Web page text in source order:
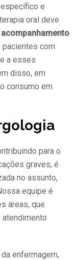
e
oral deve
acompanhamento
pacientes com
a esses
disso, em
consumo em
para o
graves, é
no assunto,
equipe é
áreas, que
enfermagem,